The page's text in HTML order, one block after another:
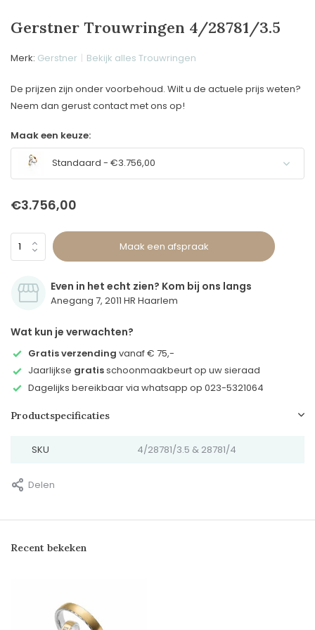
Gerstner Trouwringen 4/28781/3.5
Merk: Gerstner Bekijk alles Trouwringen
De prijzen zijn onder voorbehoud. Wilt u de actuele prijs weten?
Neem dan gerust contact met ons op!
Maak een keuze:
Standaard - €3.756,00
€3.756,00
Maak een afspraak
Even in het echt zien? Kom bij ons langs
Anegang 7, 2011 HR Haarlem
Wat kun je verwachten?
Gratis verzending vanaf € 75,-
Jaarlijkse gratisschoonmaakbeurt op uw sieraad
Dagelijks bereikbaar via whatsapp op 023-5321064
Productspecificaties
SKU 4/28781/3.5 & 28781/4
Delen
Recent bekeken